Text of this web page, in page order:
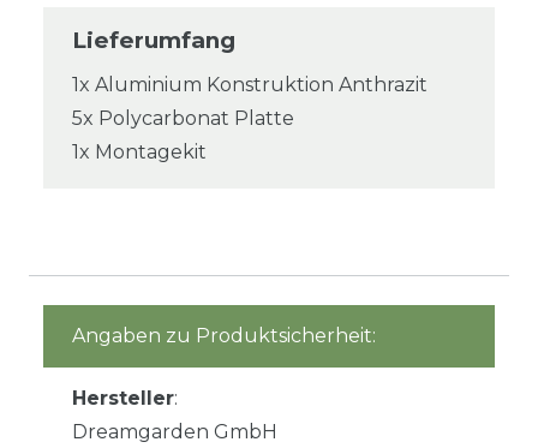
Lieferumfang
1x Aluminium Konstruktion Anthrazit
5x Polycarbonat Platte
1x Montagekit
Angaben zu Produktsicherheit:
Hersteller:
Dreamgarden GmbH